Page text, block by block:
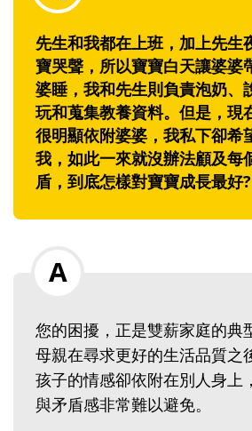
先生和我都在上班，加上先生
寶哭聲，所以寶寶白天讓婆婆
婆睡，我和先生則負責泡奶、
玩和蒐集教養資料。但是，現
很明顯依附婆婆，我私下卻希
我，如此一來就沒辦法顧及每
盾，到底怎樣對寶寶成長最好?
您的困擾，正是雙薪家庭的典
母親在尋求更好的生活品質之
孩子的情感卻依附在別人身上
與矛盾感非常難以避免。